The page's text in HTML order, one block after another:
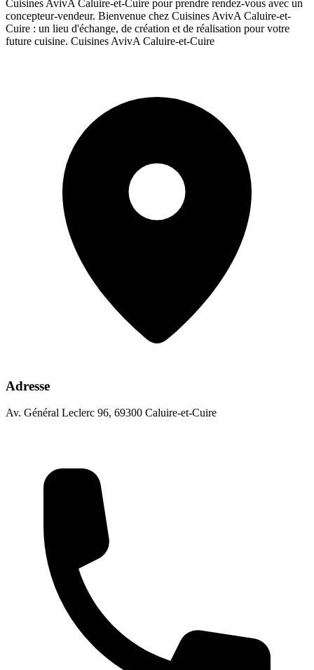
Cuisines AvivA Caluire-et-Cuire pour prendre rendez-vous avec un
concepteur-vendeur. Bienvenue chez Cuisines AvivA Caluire-et-
Cuire : un lieu d'échange, de création et de réalisation pour votre
future cuisine. Cuisines AvivA Caluire-et-Cuire
Adresse
Av. Général Leclerc 96, 69300 Caluire-et-Cuire